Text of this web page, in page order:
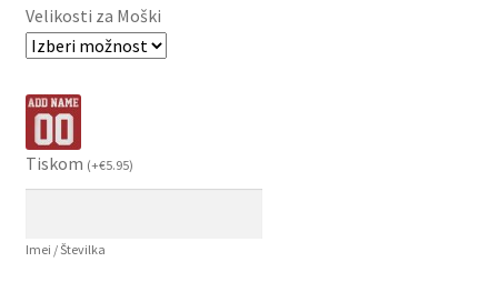
Velikosti za Moški
Tiskom (+€5.95)
Imei / Številka